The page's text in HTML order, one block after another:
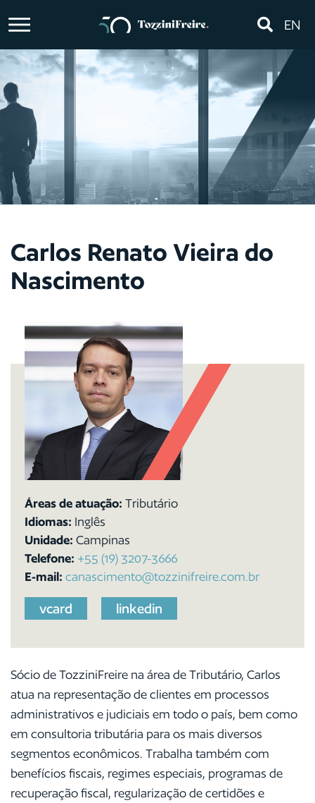
EN
Carlos Renato Vieira do
Nascimento
Áreas de atuação: Tributário
Idiomas: Inglês
Unidade: Campinas
Telefone: +55 (19) 3207-3666
E-mail: canascimento@tozzinifreire.com.br
vcard linkedin
Sócio de TozziniFreire na área de Tributário, Carlos
atua na representação de clientes em processos
administrativos e judiciais em todo o país, bem como
em consultoria tributária para os mais diversos
segmentos econômicos. Trabalha também com
benefícios fiscais, regimes especiais, programas de
recuperação fiscal, regularização de certidões e